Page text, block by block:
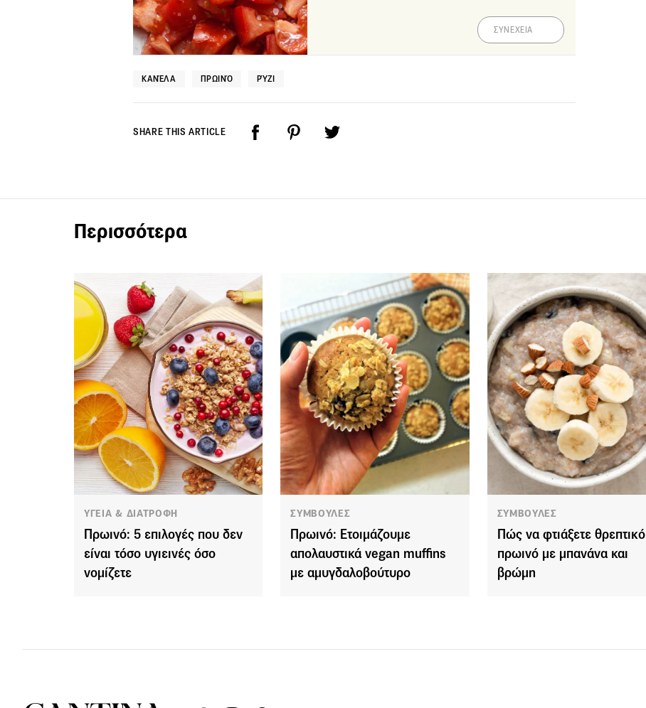
ΣΥΝΕΧΕΙΑ
ΚΑΝΈΛΑ ΠΡΩΙΝΌ ΡΎΖΙ
SHARE THIS ARTICLE
Περισσότερα
ΥΓΕΙΑ & ΔΙΑΤΡΟΦΗ
Πρωινό: 5 επιλογές που δεν
είναι τόσο υγιεινές όσο
νομίζετε
ΣΥΜΒΟΥΛΕΣ
Πρωινό: Ετοιμάζουμε
απολαυστικά vegan muffins
με αμυγδαλοβούτυρο
ΣΥΜΒΟΥΛΕΣ
Πώς να φτιάξετε θρεπτικό
πρωινό με μπανάνα και
βρώμη